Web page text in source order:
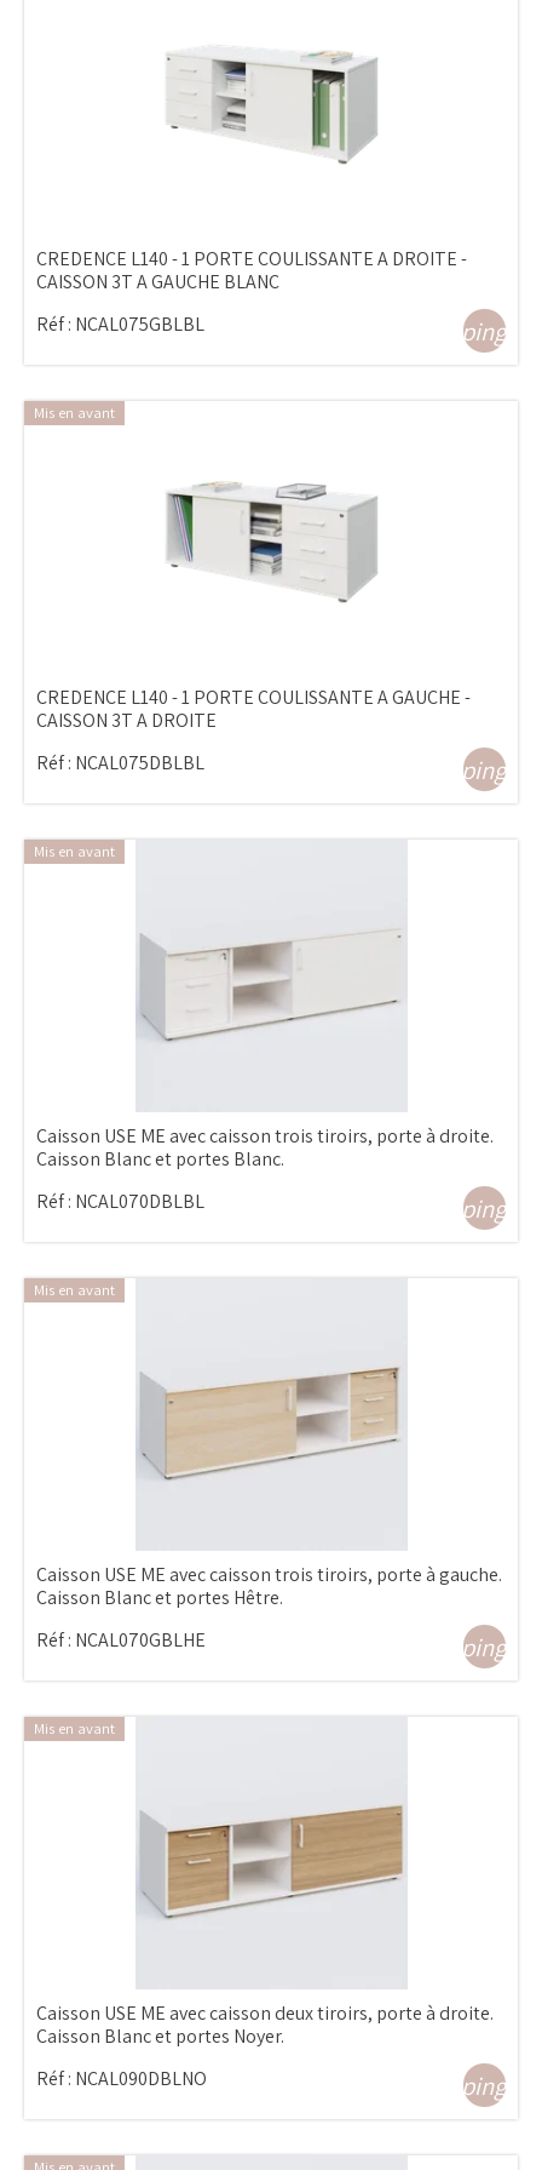
CREDENCE L140 - 1 PORTE COULISSANTE A DROITE -
CAISSON 3T A GAUCHE BLANC
Réf : NCAL075GBLBL
Mis en avant
CREDENCE L140 - 1 PORTE COULISSANTE A GAUCHE -
CAISSON 3T A DROITE
Réf : NCAL075DBLBL
Mis en avant
Caisson USE ME avec caisson trois tiroirs, porte à droite.
Caisson Blanc et portes Blanc.
Réf : NCAL070DBLBL
Mis en avant
Caisson USE ME avec caisson trois tiroirs, porte à gauche.
Caisson Blanc et portes Hêtre.
Réf : NCAL070GBLHE
Mis en avant
Caisson USE ME avec caisson deux tiroirs, porte à droite.
Caisson Blanc et portes Noyer.
Réf : NCAL090DBLNO